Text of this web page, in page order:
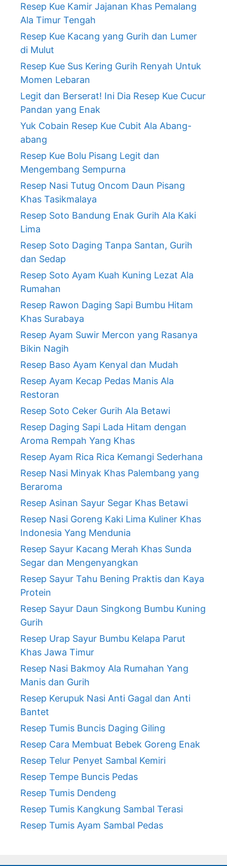
Resep Kue Kamir Jajanan Khas Pemalang
Ala Timur Tengah
Resep Kue Kacang yang Gurih dan Lumer
di Mulut
Resep Kue Sus Kering Gurih Renyah Untuk
Momen Lebaran
Legit dan Berserat! Ini Dia Resep Kue Cucur
Pandan yang Enak
Yuk Cobain Resep Kue Cubit Ala Abang-
abang
Resep Kue Bolu Pisang Legit dan
Mengembang Sempurna
Resep Nasi Tutug Oncom Daun Pisang
Khas Tasikmalaya
Resep Soto Bandung Enak Gurih Ala Kaki
Lima
Resep Soto Daging Tanpa Santan, Gurih
dan Sedap
Resep Soto Ayam Kuah Kuning Lezat Ala
Rumahan
Resep Rawon Daging Sapi Bumbu Hitam
Khas Surabaya
Resep Ayam Suwir Mercon yang Rasanya
Bikin Nagih
Resep Baso Ayam Kenyal dan Mudah
Resep Ayam Kecap Pedas Manis Ala
Restoran
Resep Soto Ceker Gurih Ala Betawi
Resep Daging Sapi Lada Hitam dengan
Aroma Rempah Yang Khas
Resep Ayam Rica Rica Kemangi Sederhana
Resep Nasi Minyak Khas Palembang yang
Beraroma
Resep Asinan Sayur Segar Khas Betawi
Resep Nasi Goreng Kaki Lima Kuliner Khas
Indonesia Yang Mendunia
Resep Sayur Kacang Merah Khas Sunda
Segar dan Mengenyangkan
Resep Sayur Tahu Bening Praktis dan Kaya
Protein
Resep Sayur Daun Singkong Bumbu Kuning
Gurih
Resep Urap Sayur Bumbu Kelapa Parut
Khas Jawa Timur
Resep Nasi Bakmoy Ala Rumahan Yang
Manis dan Gurih
Resep Kerupuk Nasi Anti Gagal dan Anti
Bantet
Resep Tumis Buncis Daging Giling
Resep Cara Membuat Bebek Goreng Enak
Resep Telur Penyet Sambal Kemiri
Resep Tempe Buncis Pedas
Resep Tumis Dendeng
Resep Tumis Kangkung Sambal Terasi
Resep Tumis Ayam Sambal Pedas